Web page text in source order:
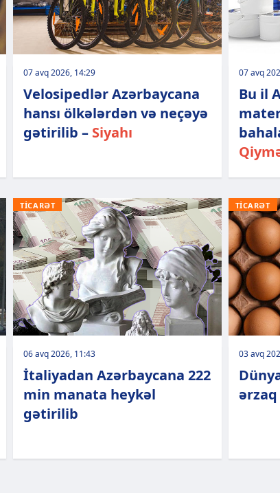
07 avq 2026, 14:29
Velosipedlər Azərbaycana
hansı ölkələrdən və neçəyə
gətirilib – Siyahı
07 avq
Bu il
TİCARƏT
06 avq 2026, 11:43
İtaliyadan Azərbaycana 222
min manata heykəl
gətirilib
TİCARƏT
03 avq
ərzaq